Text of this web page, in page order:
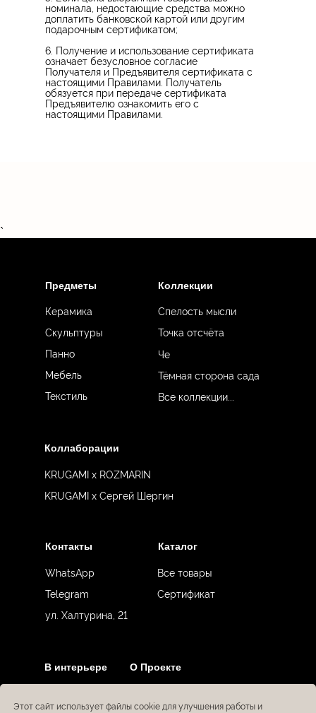
номинала, недостающие средства можно
доплатить банковской картой или другим
подарочным сертификатом;
6. Получение и использование сертификата
означает безусловное согласие
Получателя и Предъявителя сертификата с
настоящими Правилами. Получатель
обязуется при передаче сертификата
Предъявителю ознакомить его с
настоящими Правилами.
Этот сайт использует файлы cookie для улучшения работы и
`
Панно
Сертификат
Предметы Коллекции
Коллаборации
О Проекте
Все коллекции...
Мебель
Текстиль
Тёмная сторона сада
KRUGAMI x Сергей Шергин
Че
Точка отсчёта
Спелость мысли
KRUGAMI x ROZMARIN
Керамика
Скульптуры
ул. Халтурина, 21
В интерьере
Контакты
WhatsApp
Telegram
Каталог
Все товары